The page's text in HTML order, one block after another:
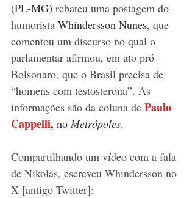
(PL-MG) rebateu uma postagem do
humorista Whindersson Nunes, que
comentou um discurso no qual o
parlamentar afirmou, em ato pró-
Bolsonaro, que o Brasil precisa de
“homens com testosterona”. As
informações são da coluna de Paulo
Cappelli, no Metrópoles.
Compartilhando um vídeo com a fala
de Nikolas, escreveu Whindersson no
X [antigo Twitter]: